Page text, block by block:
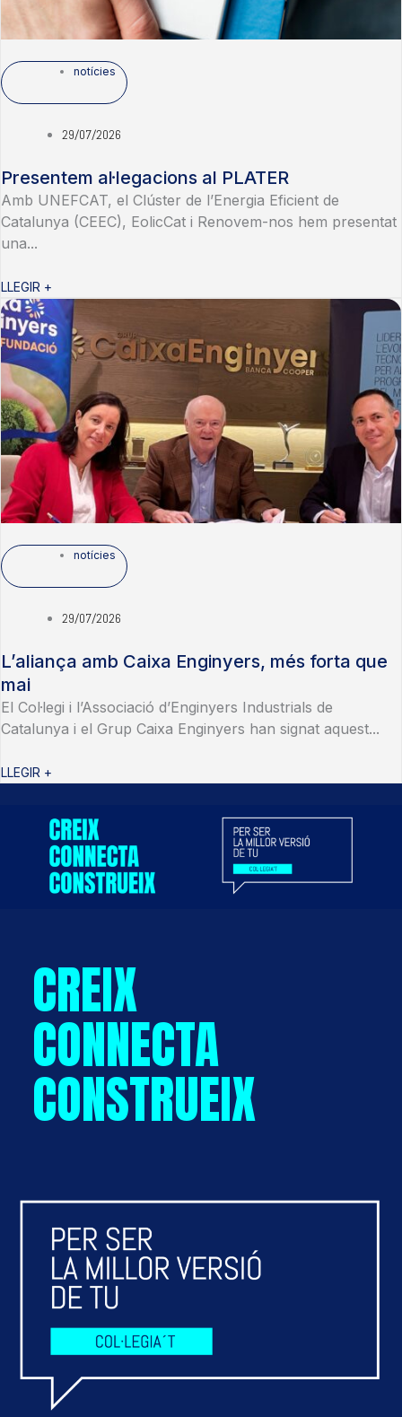
notícies
29/07/2026
Presentem al·legacions al PLATER
Amb UNEFCAT, el Clúster de l’Energia Eficient de
Catalunya (CEEC), EolicCat i Renovem-nos hem presentat
una...
LLEGIR +
notícies
29/07/2026
L’aliança amb Caixa Enginyers, més forta que
mai
El Col·legi i l’Associació d’Enginyers Industrials de
Catalunya i el Grup Caixa Enginyers han signat aquest...
LLEGIR +
CREIX
CONNECTA
CONSTRUEIX